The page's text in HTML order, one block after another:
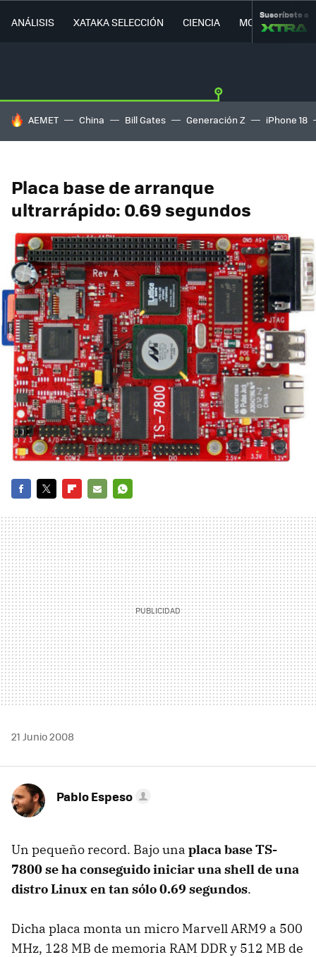
ANÁLISIS XATAKA SELECCIÓN CIENCIA MOVILIDAD
Suscríbete a
HOY SE HABLA DE
AEMET China Bill Gates Generación Z iPhone 18
Placa base de arranque
ultrarrápido: 0.69 segundos
MAIL
21 Junio 2008
Pablo Espeso
Un pequeño record. Bajo una placa base TS-
7800 se ha conseguido iniciar una shell de una
distro Linux en tan sólo 0.69 segundos.
Dicha placa monta un micro Marvell ARM9 a 500
MHz, 128 MB de memoria RAM DDR y 512 MB de